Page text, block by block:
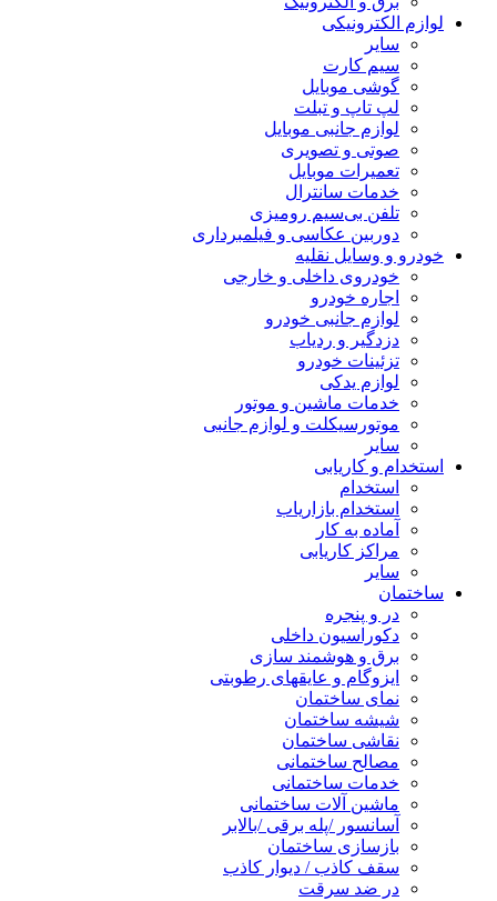
لوازم الکترونیکی
سایر
سیم کارت
گوشی موبایل
لپ تاپ و تبلت
لوازم جانبی موبایل
صوتی و تصویری
تعمیرات موبایل
خدمات سانترال
تلفن بی‌سیم رومیزی
دوربین عکاسی و فیلمبرداری
خودرو و وسایل نقلیه
خودروی داخلی و خارجی
اجاره خودرو
لوازم جانبی خودرو
دزدگیر و ردیاب
تزئینات خودرو
لوازم یدکی
خدمات ماشین و موتور
موتورسیکلت و لوازم جانبی
سایر
استخدام و کاریابی
استخدام
استخدام بازاریاب
آماده به کار
مراکز کاریابی
سایر
ساختمان
در و پنجره
دکوراسیون داخلی
برق و هوشمند سازی
ایزوگام و عایقهای رطوبتی
نمای ساختمان
شیشه ساختمان
نقاشی ساختمان
مصالح ساختمانی
خدمات ساختمانی
ماشین آلات ساختمانی
آسانسور /پله برقی /بالابر
بازسازی ساختمان
سقف کاذب / دیوار کاذب
در ضد سرقت